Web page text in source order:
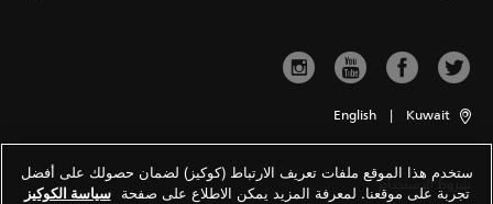
Kuwait
|
English
شروط الاستخدام
ستخدم هذا الموقع ملفات تعريف الارتباط (كوكيز) لضمان حصولك على أفضل
تجربة على موقعنا. لمعرفة المزيد يمكن الاطلاع على صفحة سياسة الكوكيز